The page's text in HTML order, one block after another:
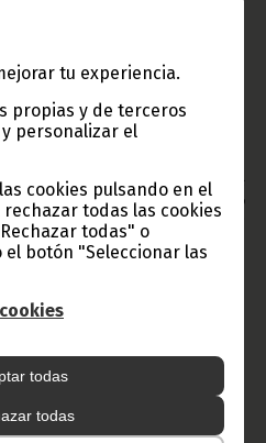
tu experiencia.
propias y de terceros
personalizar el
cookies pulsando en el
todas las cookies
todas" o
botón "Seleccionar las
todas
todas
el Ministro Delegado de
y Aviación Civil, Norberto
del consejo directivo del
Onguene (DGPEPWIG)
de Guinea Ecuatorial
parcial de este artículo o de las
debe hacerse, siempre y en todo
fuente de origen de la misma
de Guinea Ecuatorial).